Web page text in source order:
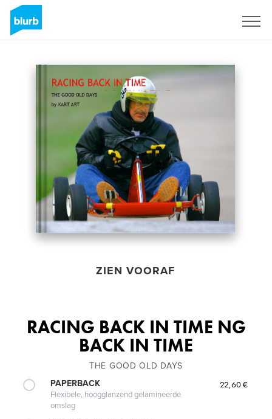
ZIEN VOORAF
RACING BACK IN TIME NG
BACK IN TIME
THE GOOD OLD DAYS
PAPERBACK
Flexibele, hoogglanzend gelamineerde
omslag
22,60 €